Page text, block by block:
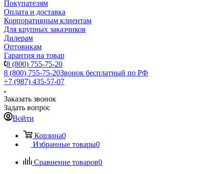
Покупателям
Оплата и доставка
Корпоративным клиентам
Для крупных заказчиков
Дилерам
Оптовикам
Гарантия на товар
8 (800) 755-75-20
8 (800) 755-75-20Звонок бесплатный по РФ
+7 (987) 435-57-07
Заказать звонок
Задать вопрос
Войти
Корзина0
Избранные товары0
Сравнение товаров0